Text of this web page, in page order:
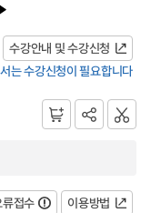
수강안내 및 수강신청
는 수강신청이 필요합니다
접수 이용방법